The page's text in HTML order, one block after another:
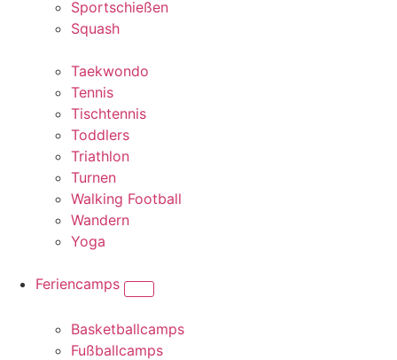
Sportschießen
Squash
Taekwondo
Tennis
Tischtennis
Toddlers
Triathlon
Turnen
Walking Football
Wandern
Yoga
Feriencamps
Basketballcamps
Fußballcamps